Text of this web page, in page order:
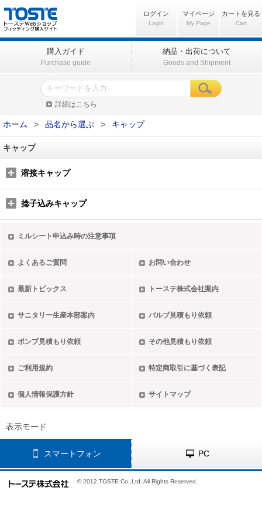
ログイン
Login
マイページ
My Page
カートを見る
Cart
購入ガイド
Purchase guide
納品・出荷について
Goods and Shipment
詳細はこちら
ホーム > 品名から選ぶ > キャップ
キャップ
溶接キャップ
捻子込みキャップ
ミルシート申込み時の注意事項
よくあるご質問 お問い合わせ
最新トピックス トーステ株式会社案内
サニタリー生産本部案内 バルブ見積もり依頼
ポンプ見積もり依頼 その他見積もり依頼
ご利用規約 特定商取引に基づく表記
個人情報保護方針 サイトマップ
表示モード
スマートフォン PC
© 2012 TOSTE Co.,Ltd. All Rights Reserved.